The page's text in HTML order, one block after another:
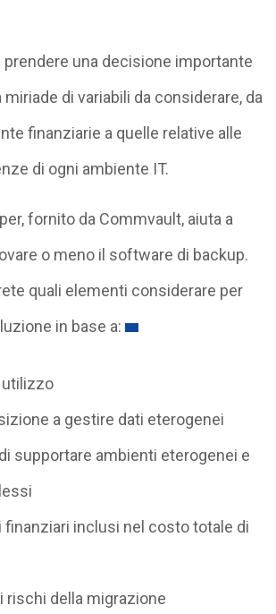
prendere una decisione importante
di variabili da considerare, da
finanziarie a quelle relative alle
di ogni ambiente IT.
fornito da Commvault, aiuta a
o meno il software di backup.
quali elementi considerare per
in base a:
utilizzo
a gestire dati eterogenei
supportare ambienti eterogenei e
finanziari inclusi nel costo totale di
rischi della migrazione